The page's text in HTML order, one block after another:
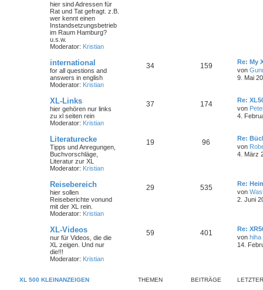
hier sind Adressen für
Rat und Tat gefragt. z.B.
wer kennt einen
Instandsetzungsbetrieb
im Raum Hamburg?
u.s.w.
Moderator: Kristian
international
for all questions and
answers in english
Moderator: Kristian
34 159
Re: My
von
9. Mai
XL-Links
hier gehören nur links
zu xl seiten rein
Moderator: Kristian
37 174
Re:
von
4.
Literaturecke
Tipps und Anregungen,
Buchvorschläge,
Literatur zur XL
Moderator: Kristian
19 96
Re:
von
4. März
Reisebereich
hier sollen
Reiseberichte vonund
mit der XL rein.
Moderator: Kristian
29 535
Re:
von
2. Juni
XL-Videos
nur für Videos, die die
XL zeigen. Und nur
die!!!
Moderator: Kristian
59 401
Re:
von hiha
14.
XL 500 KLEINANZEIGEN THEMEN BEITRÄGE